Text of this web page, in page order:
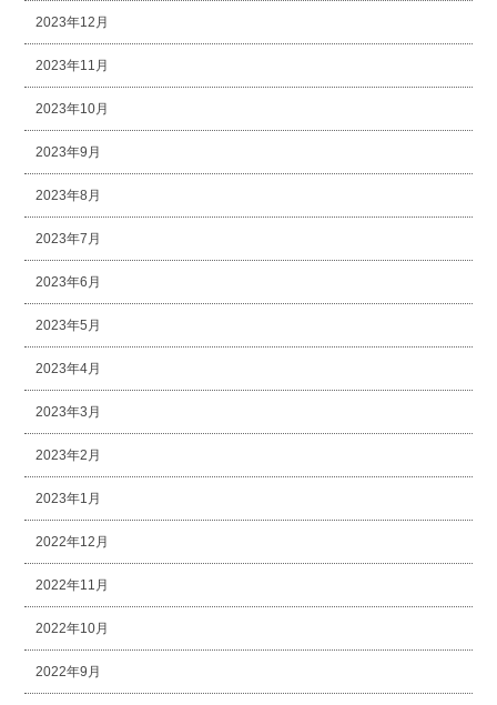
2023年12月
2023年11月
2023年10月
2023年9月
2023年8月
2023年7月
2023年6月
2023年5月
2023年4月
2023年3月
2023年2月
2023年1月
2022年12月
2022年11月
2022年10月
2022年9月